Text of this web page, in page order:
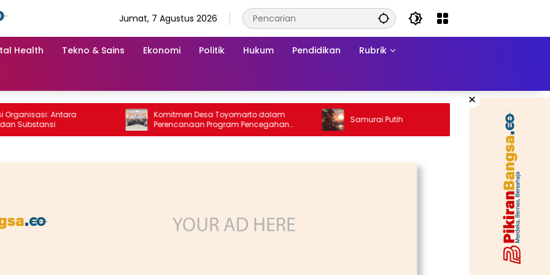
Jumat, 7 Agustus 2026
Health Tekno & Sains Ekonomi Politik Hukum Pendidikan Rubrik
×
Antara
Komitmen Desa Toyomarto dalam
Perencanaan Program Pencegahan
Stunting melalui ‎Rembuk Stunting Desa
Samurai Putih